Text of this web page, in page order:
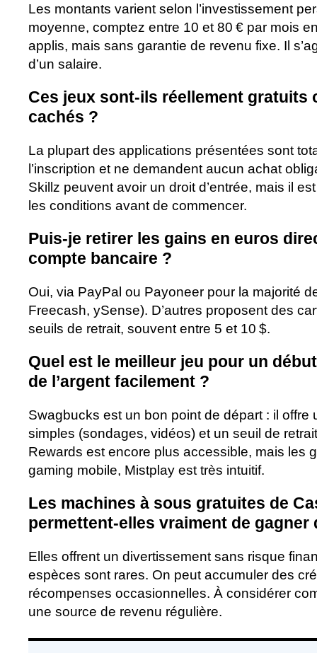
Les montants varient selon l’investissement
moyenne, comptez entre 10 et 80 € par mois
applis, mais sans garantie de revenu fixe. Il
d’un salaire.
Ces jeux sont-ils réellement gratuits
cachés ?
La plupart des applications présentées sont
l’inscription et ne demandent aucun achat
Skillz peuvent avoir un droit d’entrée, mais il
les conditions avant de commencer.
Puis-je retirer les gains en euros
compte bancaire ?
Oui, via PayPal ou Payoneer pour la majorité
Freecash, ySense). D’autres proposent des
seuils de retrait, souvent entre 5 et 10 $.
Quel est le meilleur jeu pour un
de l’argent facilement ?
Swagbucks est un bon point de départ : il offre
simples (sondages, vidéos) et un seuil de
Rewards est encore plus accessible, mais les
gaming mobile, Mistplay est très intuitif.
Les machines à sous gratuites de
permettent-elles vraiment de gagner
Elles offrent un divertissement sans risque
espèces sont rares. On peut accumuler des
récompenses occasionnelles. À considérer
une source de revenu régulière.